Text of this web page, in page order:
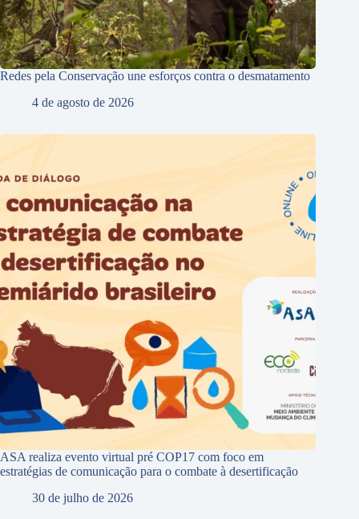
Redes pela Conservação une esforços contra o desmatamento
4 de agosto de 2026
ASA realiza evento virtual pré COP17 com foco em
estratégias de comunicação para o combate à desertificação
30 de julho de 2026